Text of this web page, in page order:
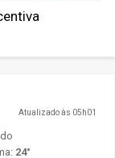
Atualizado às 05h01
24°